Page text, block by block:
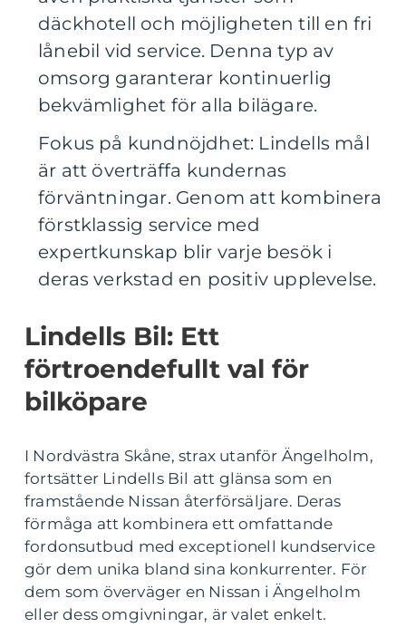
däckhotell och möjligheten till en fri
lånebil vid service. Denna typ av
omsorg garanterar kontinuerlig
bekvämlighet för alla bilägare.
Fokus på kundnöjdhet: Lindells mål
är att överträffa kundernas
förväntningar. Genom att kombinera
förstklassig service med
expertkunskap blir varje besök i
deras verkstad en positiv upplevelse.
Lindells Bil: Ett
förtroendefullt val för
bilköpare
I Nordvästra Skåne, strax utanför Ängelholm,
fortsätter Lindells Bil att glänsa som en
framstående Nissan återförsäljare. Deras
förmåga att kombinera ett omfattande
fordonsutbud med exceptionell kundservice
gör dem unika bland sina konkurrenter. För
dem som överväger en Nissan i Ängelholm
eller dess omgivningar, är valet enkelt.